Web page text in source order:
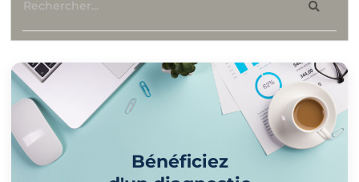
Bénéficiez